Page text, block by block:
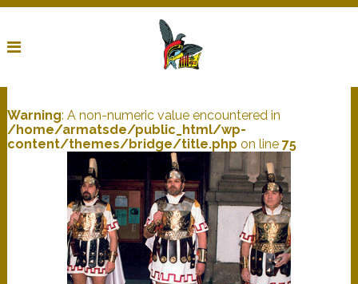
Warning: A non-numeric value encountered in
/home/armatsde/public_html/wp-
content/themes/bridge/title.php on line 75